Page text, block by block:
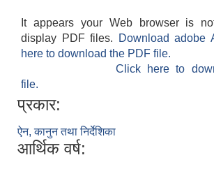
It appears your Web browser is
display PDF files.
Download adobe
here to download the PDF file.
Click here to
file.
प्रकार:
ऐन, कानुन तथा निर्देशिका
आर्थिक वर्ष: